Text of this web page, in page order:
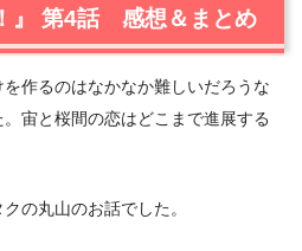
』 第4話 感想＆まとめ
作るのはなかなか難しいだろうな
宙と桜間の恋はどこまで進展する
の丸山のお話でした。